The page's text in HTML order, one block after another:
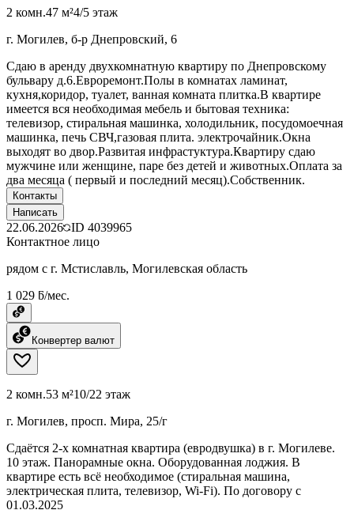
2 комн.47 м²4/5 этаж
г. Могилев, б-р Днепровский, 6
Сдаю в аренду двухкомнатную квартиру по Днепровскому
бульвару д.6.Евроремонт.Полы в комнатах ламинат,
кухня,коридор, туалет, ванная комната плитка.В квартире
имеется вся необходимая мебель и бытовая техника:
телевизор, стиральная машинка, холодильник, посудомоечная
машинка, печь СВЧ,газовая плита. электрочайник.Окна
выходят во двор.Развитая инфрастуктура.Квартиру сдаю
мужчине или женщине, паре без детей и животных.Оплата за
два месяца ( первый и последний месяц).Собственник.
Контакты
Написать
22.06.2026 ID 4039965
Контактное лицо
рядом с г. Мстиславль, Могилевская область
1 029 ƃ/мес.
Конвертер валют
2 комн.53 м²10/22 этаж
г. Могилев, просп. Мира, 25/г
Сдаётся 2-х комнатная квартира (евродвушка) в г. Могилеве.
10 этаж. Панорамные окна. Оборудованная лоджия. В
квартире есть всё необходимое (стиральная машина,
электрическая плита, телевизор, Wi-Fi). По договору с
01.03.2025